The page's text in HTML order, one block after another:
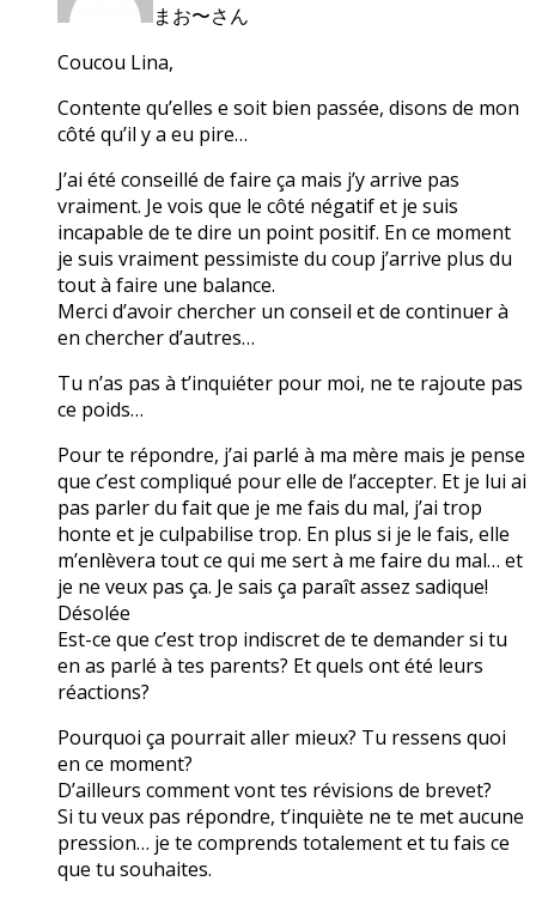
まお〜さん
Coucou Lina,
Contente qu’elles e soit bien passée, disons de mon
côté qu’il y a eu pire…
J’ai été conseillé de faire ça mais j’y arrive pas
vraiment. Je vois que le côté négatif et je suis
incapable de te dire un point positif. En ce moment
je suis vraiment pessimiste du coup j’arrive plus du
tout à faire une balance.
Merci d’avoir chercher un conseil et de continuer à
en chercher d’autres…
Tu n’as pas à t’inquiéter pour moi, ne te rajoute pas
ce poids…
Pour te répondre, j’ai parlé à ma mère mais je pense
que c’est compliqué pour elle de l’accepter. Et je lui ai
pas parler du fait que je me fais du mal, j’ai trop
honte et je culpabilise trop. En plus si je le fais, elle
m’enlèvera tout ce qui me sert à me faire du mal… et
je ne veux pas ça. Je sais ça paraît assez sadique!
Désolée
Est-ce que c’est trop indiscret de te demander si tu
en as parlé à tes parents? Et quels ont été leurs
réactions?
Pourquoi ça pourrait aller mieux? Tu ressens quoi
en ce moment?
D’ailleurs comment vont tes révisions de brevet?
Si tu veux pas répondre, t’inquiète ne te met aucune
pression… je te comprends totalement et tu fais ce
que tu souhaites.